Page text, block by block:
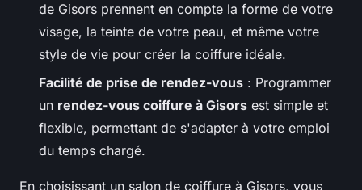
de Gisors prennent en compte la forme de votre
visage, la teinte de votre peau, et même votre
style de vie pour créer la coiffure idéale.
Facilité de prise de rendez-vous : Programmer
un rendez-vous coiffure à Gisors est simple et
flexible, permettant de s'adapter à votre emploi
du temps chargé.
En choisissant un salon de coiffure à Gisors, vous